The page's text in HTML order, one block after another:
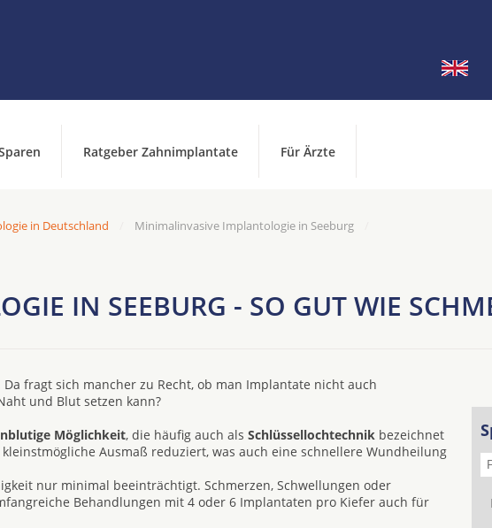
Ratgeber Zahnimplantate Für Ärzte
in Deutschland Minimalinvasive Implantologie in Seeburg
IN SEEBURG - SO GUT WIE
fragt sich mancher zu Recht, ob man Implantate nicht auch
und Blut setzen kann?
Möglichkeit, die häufig auch als Schlüssellochtechnik bezeichnet
Ausmaß reduziert, was auch eine schnellere Wundheilung
nur minimal beeinträchtigt. Schmerzen, Schwellungen oder
Behandlungen mit 4 oder 6 Implantaten pro Kiefer auch für